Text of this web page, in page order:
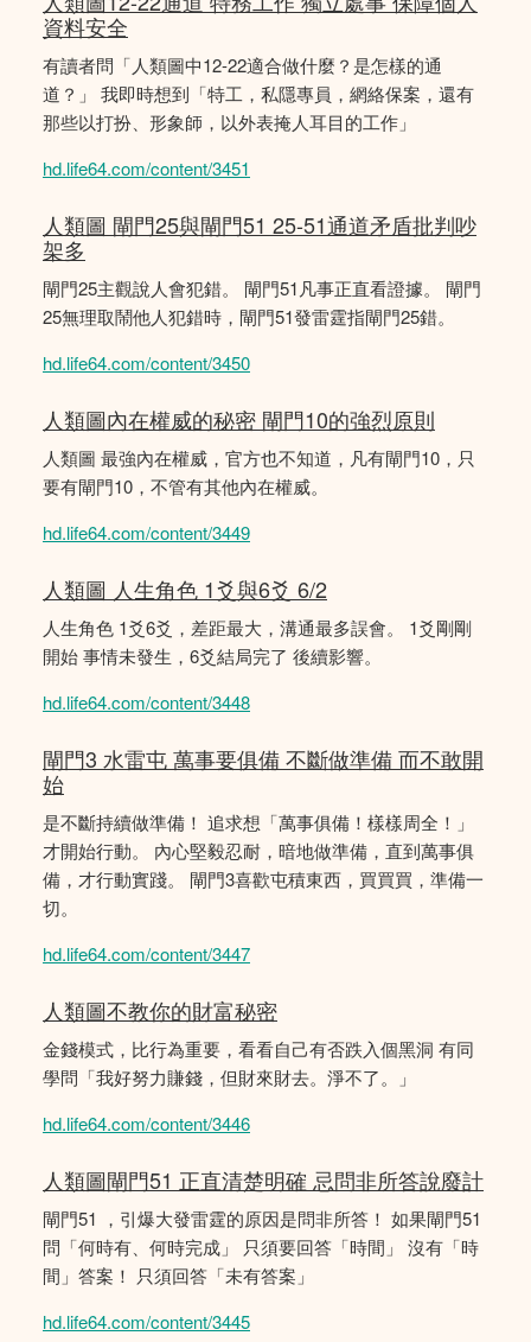
資料安全
有讀者問「人類圖中12-22適合做什麼？是怎樣的通
道？」 我即時想到「特工，私隱專員，網絡保案，還有
那些以打扮、形象師，以外表掩人耳目的工作」
hd.life64.com/content/3451
人類圖 閘門25與閘門51 25-51通道矛盾批判吵
架多
閘門25主觀說人會犯錯。 閘門51凡事正直看證據。 閘門
25無理取鬧他人犯錯時，閘門51發雷霆指閘門25錯。
hd.life64.com/content/3450
人類圖內在權威的秘密 閘門10的強烈原則
人類圖 最強內在權威，官方也不知道，凡有閘門10，只
要有閘門10，不管有其他內在權威。
hd.life64.com/content/3449
人類圖 人生角色 1爻與6爻 6/2
人生角色 1爻6爻，差距最大，溝通最多誤會。 1爻剛剛
開始 事情未發生，6爻結局完了 後續影響。
hd.life64.com/content/3448
閘門3 水雷屯 萬事要俱備 不斷做準備 而不敢開
始
是不斷持續做準備！ 追求想「萬事俱備！樣樣周全！」
才開始行動。 內心堅毅忍耐，暗地做準備，直到萬事俱
備，才行動實踐。 閘門3喜歡屯積東西，買買買，準備一
切。
hd.life64.com/content/3447
人類圖不教你的財富秘密
金錢模式，比行為重要，看看自己有否跌入個黑洞 有同
學問「我好努力賺錢，但財來財去。淨不了。」
hd.life64.com/content/3446
人類圖閘門51 正直清楚明確 忌問非所答說廢計
閘門51 ，引爆大發雷霆的原因是問非所答！ 如果閘門51
問「何時有、何時完成」 只須要回答「時間」 沒有「時
間」答案！ 只須回答「未有答案」
hd.life64.com/content/3445